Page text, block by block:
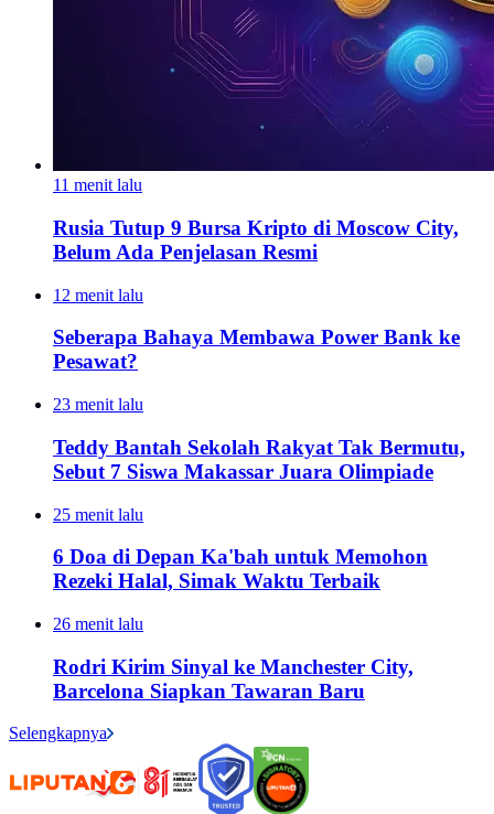
11 menit lalu
Rusia Tutup 9 Bursa Kripto di Moscow City,
Belum Ada Penjelasan Resmi
12 menit lalu
Seberapa Bahaya Membawa Power Bank ke
Pesawat?
23 menit lalu
Teddy Bantah Sekolah Rakyat Tak Bermutu,
Sebut 7 Siswa Makassar Juara Olimpiade
25 menit lalu
6 Doa di Depan Ka'bah untuk Memohon
Rezeki Halal, Simak Waktu Terbaik
26 menit lalu
Rodri Kirim Sinyal ke Manchester City,
Barcelona Siapkan Tawaran Baru
Selengkapnya